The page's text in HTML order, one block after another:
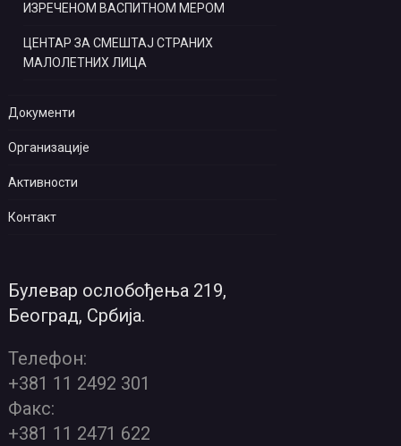
ИЗРЕЧЕНОМ ВАСПИТНОМ МЕРОМ
ЦЕНТАР ЗА СМЕШТАЈ СТРАНИХ
МАЛОЛЕТНИХ ЛИЦА
Документи
Организације
Активности
Контакт
Булевар ослобођења 219,
Београд, Србија.
Телефон:
+381 11 2492 301
Факс:
+381 11 2471 622